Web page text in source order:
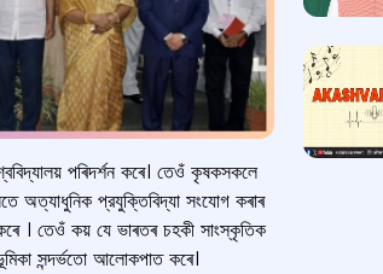
পৰিদৰ্শন কৰে। তেওঁ কৃষকসকলে
প্রযুক্তিবিদ্যা সংযোগ কৰাৰ
। তেওঁ কয় যে ভাৰতৰ চহকী সাংস্কৃতিক
সন্দৰ্ভতো আলোকপাত কৰে।